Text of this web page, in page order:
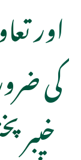
اور
کی